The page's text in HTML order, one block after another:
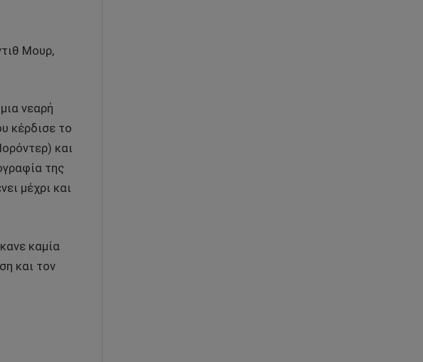
Μουρ,
νεαρή
κέρδισε το
και
της
μέχρι και
καμία
και τον